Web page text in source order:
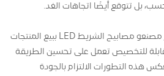
بل تتوقع أيضًا اتجاهات الغد.
مع هذه الابتكارات، لا يقوم مصنعو مصابيح الشريط LED ببيع المنتجات
للتخصيص تعمل على تحسين الطريقة
هذه التطورات الالتزام بالجودة